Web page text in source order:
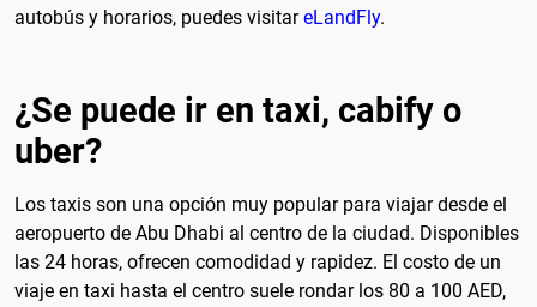
autobús y horarios, puedes visitareLandFly.
¿Se puede ir en taxi, cabify o
uber?
Los taxis son una opción muy popular para viajar desde el
aeropuerto de Abu Dhabi al centro de la ciudad. Disponibles
las 24 horas, ofrecen comodidad y rapidez. El costo de un
viaje en taxi hasta el centro suele rondar los 80 a 100 AED,